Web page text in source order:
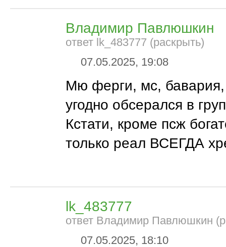
Владимир Павлюшкин
ответ lk_483777 (раскрыть)
07.05.2025, 19:08
Мю ферги, мс, бавария,
угодно обсерался в
Кстати, кроме псж
только реал ВСЕГДА
lk_483777
ответ Владимир Павлюшкин
07.05.2025, 18:10